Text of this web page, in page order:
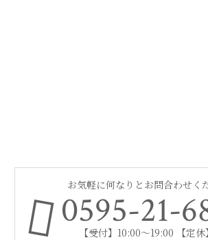
お気軽に何なりとお問合わせく
0595-21-
【受付】10:00～19:00 【定